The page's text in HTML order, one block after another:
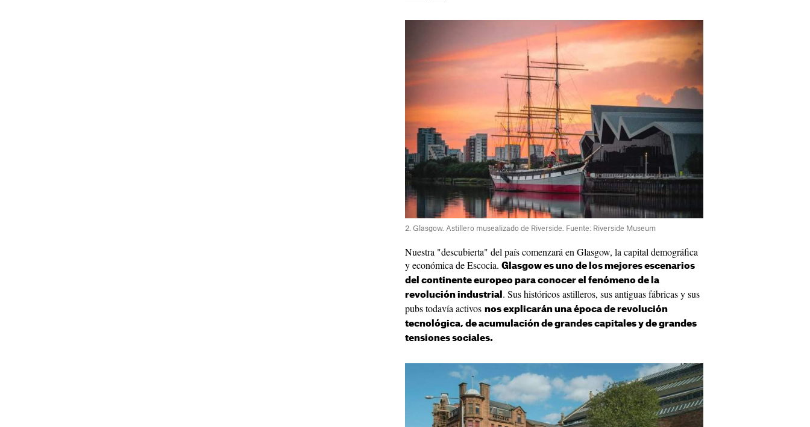
2. Glasgow. Astillero musealizado de Riverside. Fuente: Riverside Museum
Nuestra "descubierta" del país comenzará en Glasgow, la capital demográfica
y económica de Escocia. Glasgow es uno de los mejores escenarios
del continente europeo para conocer el fenómeno de la
revolución industrial . Sus históricos astilleros, sus antiguas fábricas y sus
pubs todavía activos nos explicarán una época de revolución
tecnológica, de acumulación de grandes capitales y de grandes
tensiones sociales.